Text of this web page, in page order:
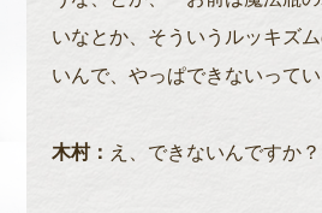
いなとか、そういうルッキズ
いんで、やっぱできないってい
木村： え、できないんですか？